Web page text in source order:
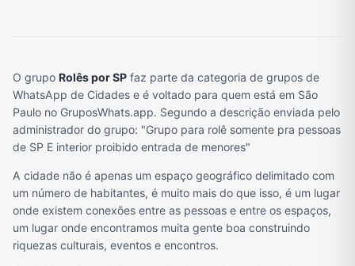
O grupo Rolês por SP faz parte da categoria de grupos de
WhatsApp de Cidades e é voltado para quem está em São
Paulo no GruposWhats.app. Segundo a descrição enviada pelo
administrador do grupo: "Grupo para rolê somente pra pessoas
de SP E interior proibido entrada de menores"
A cidade não é apenas um espaço geográfico delimitado com
um número de habitantes, é muito mais do que isso, é um lugar
onde existem conexões entre as pessoas e entre os espaços,
um lugar onde encontramos muita gente boa construindo
riquezas culturais, eventos e encontros.